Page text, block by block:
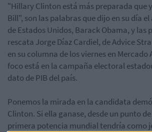
"Hillary Clinton está más preparada que
Bill", son las palabras que dijo en su día
de Estados Unidos, Barack Obama, y las
rescata Jorge Díaz Cardiel, de Advice
en su columna de los viernes en Mercado
foco está en la campaña electoral
dato de PIB del país.
Ponemos la mirada en la candidata
Clinton. Si ella ganase, desde un punto
primera potencia mundial tendría como